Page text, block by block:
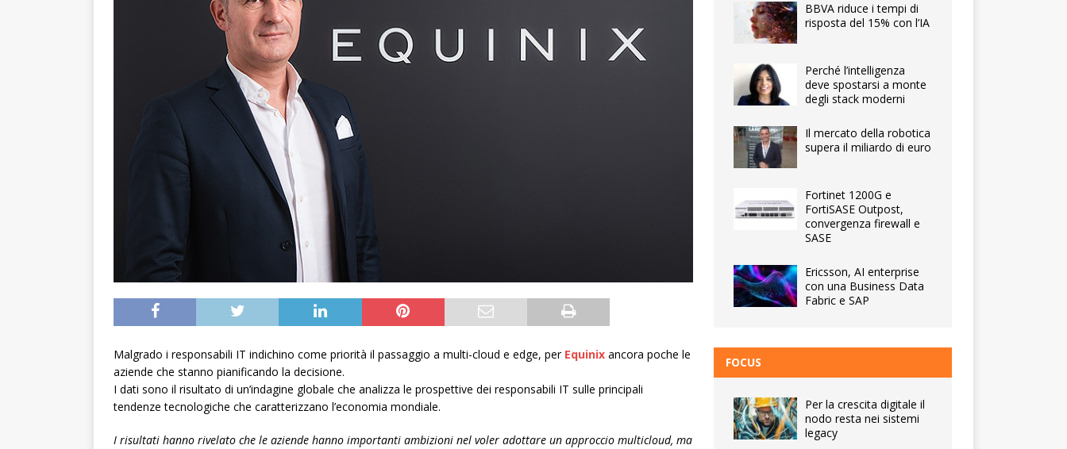
Malgrado i responsabili IT indichino come priorità il passaggio a multi-cloud e edge, per Equinix ancora poche le
aziende che stanno pianificando la decisione.
I dati sono il risultato di un’indagine globale che analizza le prospettive dei responsabili IT sulle principali
tendenze tecnologiche che caratterizzano l’economia mondiale.
I risultati hanno rivelato che le aziende hanno importanti ambizioni nel voler adottare un approccio multicloud, ma
BBVA riduce i tempi di
risposta del 15% con l’IA
Perché l’intelligenza
deve spostarsi a monte
degli stack moderni
Il mercato della robotica
supera il miliardo di euro
Fortinet 1200G e
FortiSASE Outpost,
convergenza firewall e
SASE
Ericsson, AI enterprise
con una Business Data
Fabric e SAP
FOCUS
Per la crescita digitale il
nodo resta nei sistemi
legacy